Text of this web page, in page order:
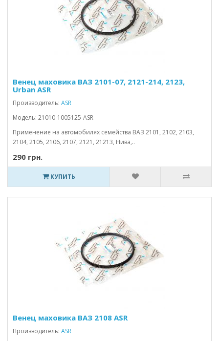
Венец маховика ВАЗ 2101-07, 2121-214, 2123,
Urban ASR
Производитель: ASR
Модель: 21010-1005125-ASR
Применение на автомобилях семейства ВАЗ 2101, 2102, 2103,
2104, 2105, 2106, 2107, 2121, 21213, Нива,..
290 грн.
КУПИТЬ
Венец маховика ВАЗ 2108 ASR
Производитель: ASR